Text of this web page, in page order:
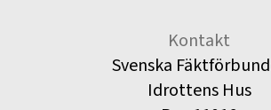
Kontakt
Svenska
Idrottens Hus